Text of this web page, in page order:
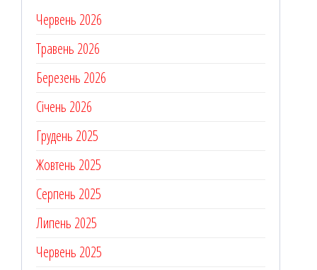
Червень 2026
Травень 2026
Березень 2026
Січень 2026
Грудень 2025
Жовтень 2025
Серпень 2025
Липень 2025
Червень 2025